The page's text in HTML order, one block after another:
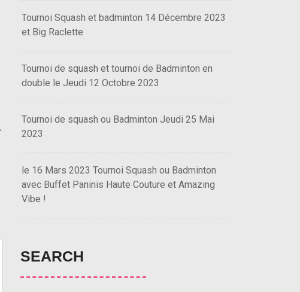
Tournoi Squash et badminton 14 Décembre 2023
et Big Raclette
Tournoi de squash et tournoi de Badminton en
double le Jeudi 12 Octobre 2023
Tournoi de squash ou Badminton Jeudi 25 Mai
2023
le 16 Mars 2023 Tournoi Squash ou Badminton
avec Buffet Paninis Haute Couture et Amazing
Vibe !
SEARCH